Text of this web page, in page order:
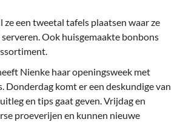
een tweetal tafels plaatsen waar ze
Ook huisgemaakte bonbons
Nienke haar openingsweek met
Donderdag komt er een deskundige van
en tips gaat geven. Vrijdag en
proeverijen en kunnen nieuwe